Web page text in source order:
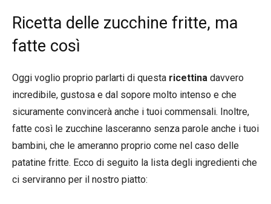
Ricetta delle zucchine fritte, ma
fatte così
Oggi voglio proprio parlarti di questa ricettina davvero
incredibile, gustosa e dal sopore molto intenso e che
sicuramente convincerà anche i tuoi commensali. Inoltre,
fatte così le zucchine lasceranno senza parole anche i tuoi
bambini, che le ameranno proprio come nel caso delle
patatine fritte. Ecco di seguito la lista degli ingredienti che
ci serviranno per il nostro piatto: